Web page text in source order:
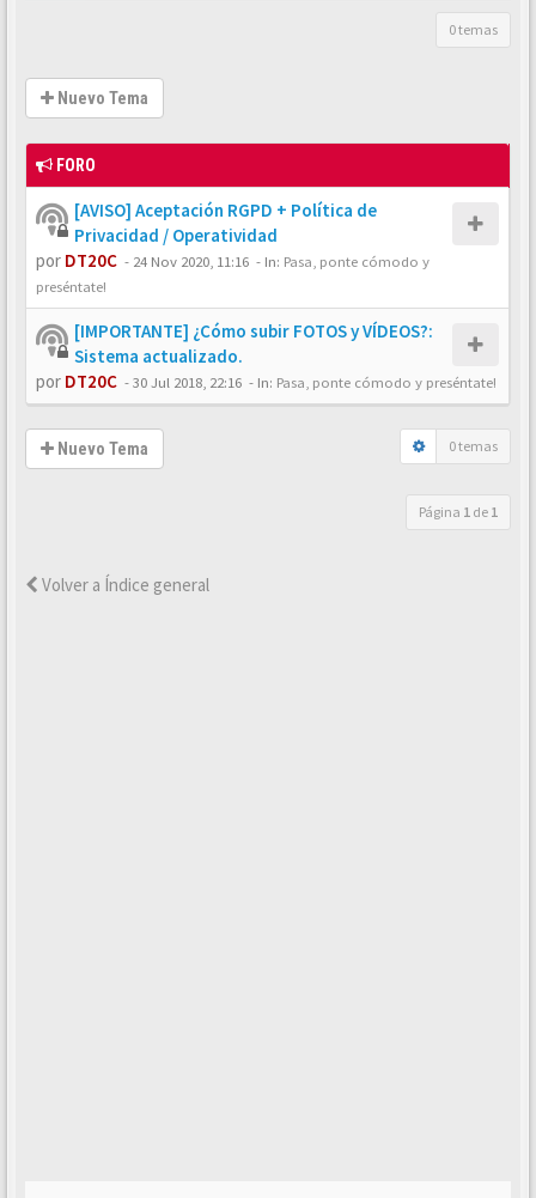
0 temas
Nuevo Tema
FORO
[AVISO] Aceptación RGPD + Política de
Privacidad / Operatividad
por DT20C - 24 Nov 2020, 11:16 - In: Pasa, ponte cómodo y
preséntate!
[IMPORTANTE] ¿Cómo subir FOTOS y VÍDEOS?:
Sistema actualizado.
por DT20C -30 Jul 2018, 22:16 - In: Pasa, ponte cómodo y preséntate!
Nuevo Tema 0 temas
Página 1 de 1
Volver a Índice general